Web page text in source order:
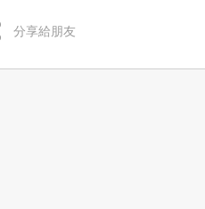
分享給朋友